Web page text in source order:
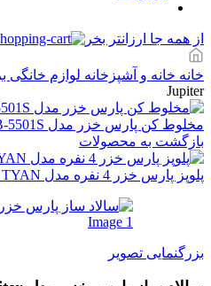
از همه جا ارزانتر بخر
خانه خانه و آشپزخانه لوازم خانگی
Jupiter
مخلوط کن پارس خزر مدل HB-5501S
بازگشت به محصولات
پلوپز پارس خزر 4 نفره مدل RC-101 TYAN
بزرگنمایی تصویر